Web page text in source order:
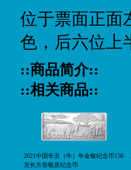
位于票面正面
色，后六位上
::商品简介::
::相关商品::
2021中国辛丑（牛）年金银纪念币150
克长方形银质纪念币